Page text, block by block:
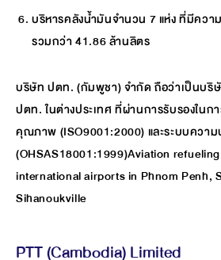
บริหารคลังน้ำมันจำนวน 7 แห่ง ที่มีควา
รวมกว่า 41.86 ล้านลิตร
บริษัท ปตท. (กัมพูชา) จำกัด ถือว่าเป็นบริษั
ปตท. ในต่างประเทศ ที่ผ่านการรับรองในก
คุณภาพ (ISO9001:2000) และระบบควา
(OHSAS18001:1999)Aviation
international airports in Phnom Penh,
Sihanoukville
PTT (Cambodia) Limited